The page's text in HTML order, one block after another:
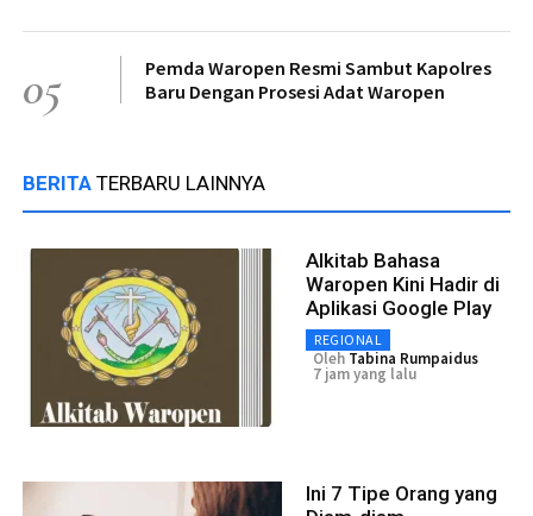
05
Pemda Waropen Resmi Sambut Kapolres
Baru Dengan Prosesi Adat Waropen
BERITA TERBARU LAINNYA
Alkitab Bahasa
Waropen Kini Hadir di
Aplikasi Google Play
REGIONAL
Oleh Tabina Rumpaidus
7 jam yang lalu
Ini 7 Tipe Orang yang